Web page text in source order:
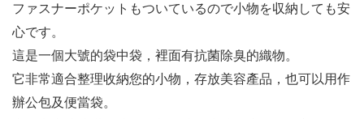
ファスナーポケットもついているので小物を収納しても安
心です。
這是一個大號的袋中袋，裡面有抗菌除臭的織物。
它非常適合整理收納您的小物，存放美容產品，也可以用作
辦公包及便當袋。